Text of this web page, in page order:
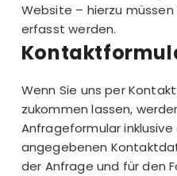
Website – hierzu müssen
erfasst werden.
Wenn Sie uns per
zukommen lassen,
Anfrageformular
angegebenen
der Anfrage und für den